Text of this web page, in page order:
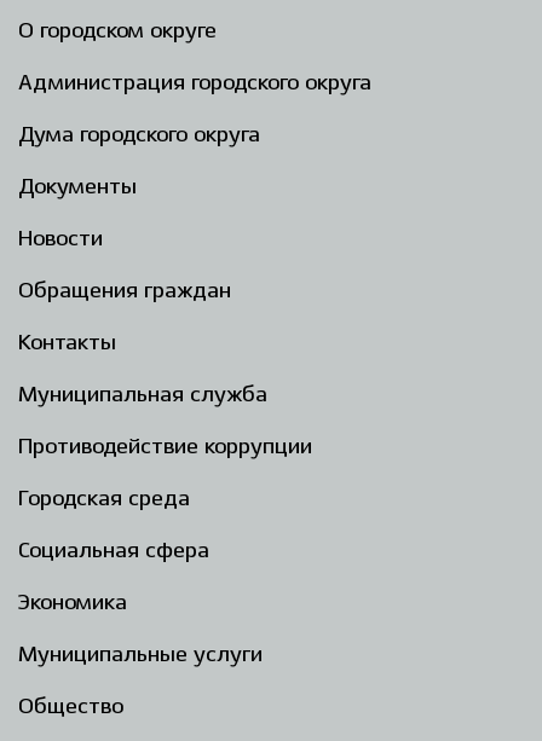
О городском округе
Администрация городского округа
Дума городского округа
Документы
Новости
Обращения граждан
Контакты
Муниципальная служба
Противодействие коррупции
Городская среда
Социальная сфера
Экономика
Муниципальные услуги
Общество